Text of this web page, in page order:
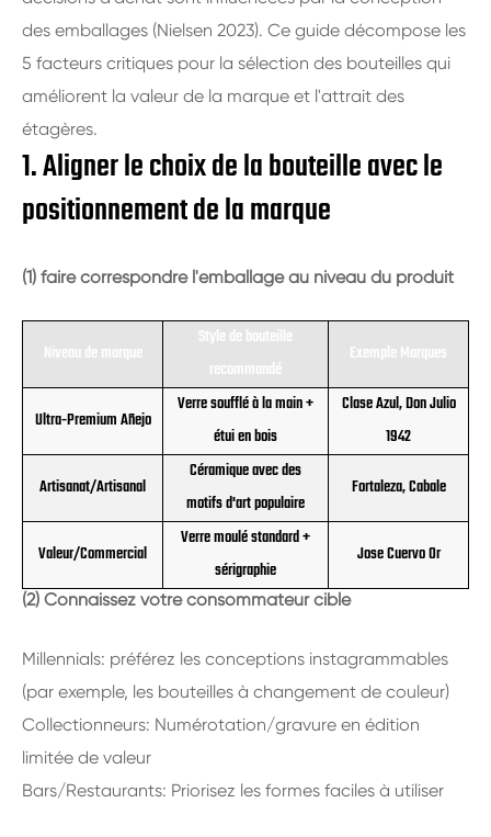
des emballages (Nielsen 2023). Ce guide décompose les
5 facteurs critiques pour la sélection des bouteilles qui
améliorent la valeur de la marque et l'attrait des
étagères.
1. Aligner le choix de la bouteille avec le
positionnement de la marque
(1) faire correspondre l'emballage au niveau du produit
Niveau de marque
Style de bouteille
recommandé
Exemple Marques
Ultra-Premium Añejo
Verre soufflé à la main +
étui en bois
Clase Azul, Don Julio
1942
Artisanat/Artisanal
Céramique avec des
motifs d'art populaire
Fortaleza, Cabale
Valeur/Commercial
Verre moulé standard +
sérigraphie
Jose Cuervo Or
(2) Connaissez votre consommateur cible
Millennials: préférez les conceptions instagrammables
(par exemple, les bouteilles à changement de couleur)
Collectionneurs: Numérotation/gravure en édition
limitée de valeur
Bars/Restaurants: Priorisez les formes faciles à utiliser